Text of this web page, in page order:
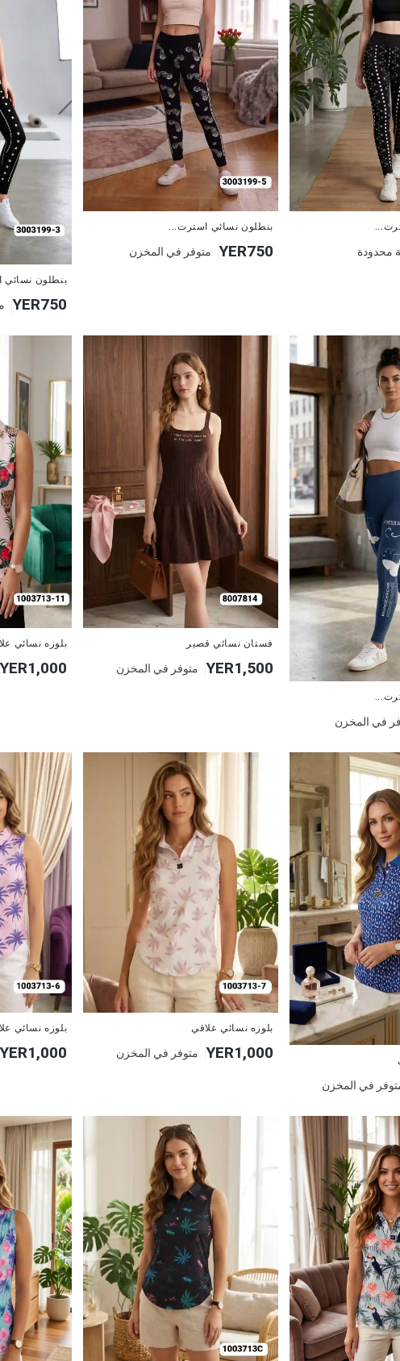
محدودة
بنطلون نسائي استرت...
YER750 متوفر في المخزن
بنطلون
YER750
في المخزن
فستان نسائي قصير
YER1,500 متوفر في المخزن
بلوزه نسائي
YER1,000
في المخزن
بلوزه نسائي علاقي
YER1,000 متوفر في المخزن
بلوزه نسائي
YER1,000